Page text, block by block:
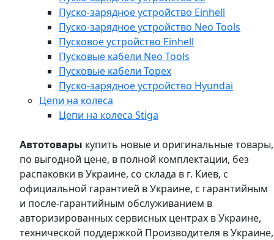
Пуско-зарядное устройство Einhell
Пуско-зарядное устройство Neo Tools
Пусковое устройство Einhell
Пусковые кабели Neo Tools
Пусковые кабели Topex
Пуско-зарядное устройство Hyundai
Цепи на колеса
Цепи на колеса Stiga
Автотовары купить новые и оригинальные товары,
по выгодной цене, в полной комплектации, без
распаковки в Украине, со склада в г. Киев, с
официальной гарантией в Украине, с гарантийным
и после-гарантийным обслуживанием в
авторизированных сервисных центрах в Украине,
технической поддержкой Производителя в Украине,